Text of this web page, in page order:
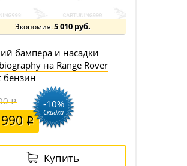
5 010 руб.
бампера и насадки
на Range Rover
бензин
-10%
Скидка
Купить